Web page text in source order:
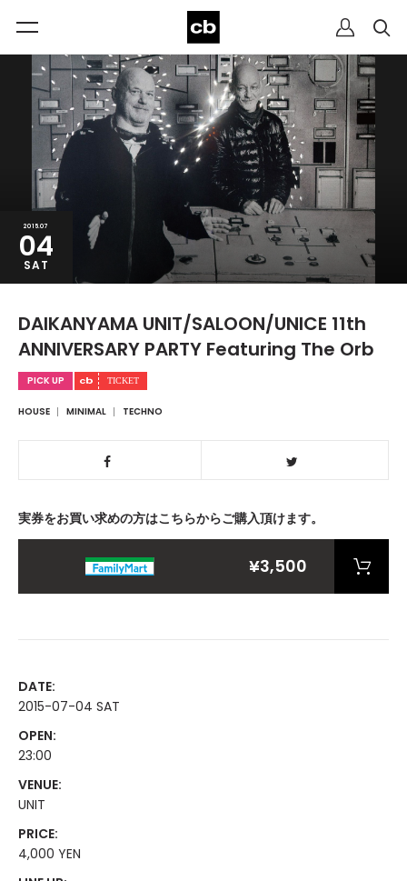
2015.07
04
SAT
DAIKANYAMA UNIT/SALOON/UNICE 11th
ANNIVERSARY PARTY Featuring The Orb
PICK UP
HOUSE MINIMAL TECHNO
実券をお買い求めの方はこちらからご購入頂けます。
¥3,500
DATE:
2015-07-04 SAT
OPEN:
23:00
VENUE:
UNIT
PRICE:
4,000 YEN